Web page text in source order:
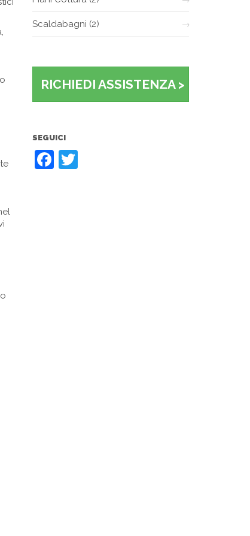
Scaldabagni (2)
RICHIEDI ASSISTENZA >
SEGUICI
Facebook
Twitter